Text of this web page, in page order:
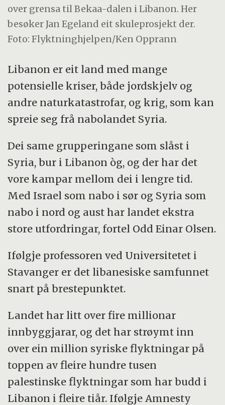
over grensa til Bekaa-dalen i Libanon. Her
besøker Jan Egeland eit skuleprosjekt der.
Foto: Flyktninghjelpen/Ken Opprann
Libanon er eit land med mange
potensielle kriser, både jordskjelv og
andre naturkatastrofar, og krig, som kan
spreie seg frå nabolandet Syria.
Dei same grupperingane som slåst i
Syria, bur i Libanon òg, og der har det
vore kampar mellom dei i lengre tid.
Med Israel som nabo i sør og Syria som
nabo i nord og aust har landet ekstra
store utfordringar, fortel Odd Einar Olsen.
Ifølgje professoren ved Universitetet i
Stavanger er det libanesiske samfunnet
snart på brestepunktet.
Landet har litt over fire millionar
innbyggjarar, og det har strøymt inn
over ein million syriske flyktningar på
toppen av fleire hundre tusen
palestinske flyktningar som har budd i
Libanon i fleire tiår. Ifølgje Amnesty